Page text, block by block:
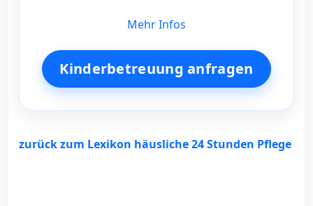
Mehr Infos
Kinderbetreuung anfragen
zurück zum Lexikon häusliche 24 Stunden Pflege